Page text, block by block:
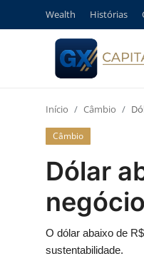
Wealth Histórias
Entrar
Início Câmbio
Câmbio
Dólar
O dólar abaixo de
sustentabilidade.